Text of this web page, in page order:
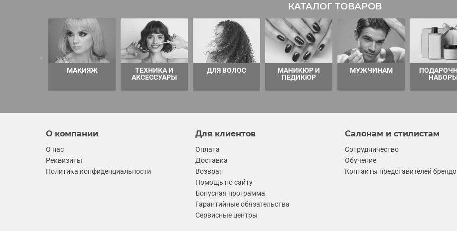
КАТАЛОГ ТОВАРОВ
МАКИЯЖ
ТЕХНИКА И
АКСЕССУАРЫ
ДЛЯ ВОЛОС
МАНИКЮР И
ПЕДИКЮР
МУЖЧИНАМ
О компании
О нас
Реквизиты
Политика конфиденциальности
Для клиентов
Оплата
Доставка
Возврат
Помощь по сайту
Бонусная программа
Гарантийные обязательства
Сервисные центры
Салонам и стилистам
Сотрудничество
Обучение
Контакты представителей